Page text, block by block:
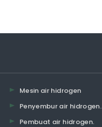
Mesin air hidrogen
Penyembur air hidrogen.
Pembuat air hidrogen.